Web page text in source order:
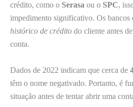
crédito, como o Serasa ou o SPC,
impedimento significativo. Os bancos
histórico de crédito do cliente antes
conta.
Dados de 2022 indicam que cerca de
têm o nome negativado. Portanto, é
situação antes de tentar abrir uma